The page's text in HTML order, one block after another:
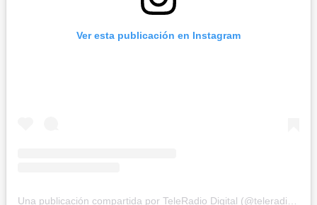
Ver esta publicación en Instagram